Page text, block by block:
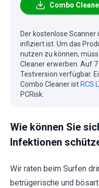
Combo
Der kostenlose
infiziert ist. Um das
nutzen zu können,
Cleaner erwerben. Auf
Testversion verfügbar.
Combo Cleaner istRCS
PCRisk.
Wie können Sie
Infektionen
Wir raten beim Surfen
betrügerische und